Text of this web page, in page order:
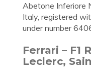
Abetone Inferiore
Italy, registered
under number
Ferrari – F1
Leclerc,